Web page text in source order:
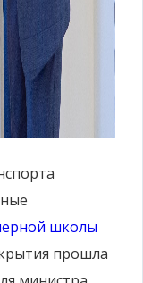
школы
прошла